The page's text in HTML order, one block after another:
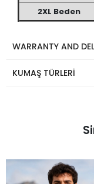
2XL Beden
WARRANTY AND
KUMAŞ TÜRLERİ